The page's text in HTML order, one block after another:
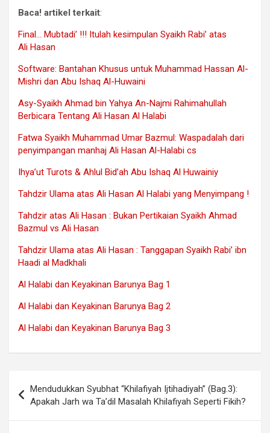
Baca! artikel terkait:
Final… Mubtadi’ !!! Itulah kesimpulan Syaikh Rabi’ atas
Ali Hasan
Software: Bantahan Khusus untuk Muhammad Hassan Al-
Mishri dan Abu Ishaq Al-Huwaini
Asy-Syaikh Ahmad bin Yahya An-Najmi Rahimahullah
Berbicara Tentang Ali Hasan Al Halabi
Fatwa Syaikh Muhammad Umar Bazmul: Waspadalah dari
penyimpangan manhaj Ali Hasan Al-Halabi cs
Ihya’ut Turots & Ahlul Bid’ah Abu Ishaq Al Huwainiy
Tahdzir Ulama atas Ali Hasan Al Halabi yang Menyimpang !
Tahdzir atas Ali Hasan : Bukan Pertikaian Syaikh Ahmad
Bazmul vs Ali Hasan
Tahdzir Ulama atas Ali Hasan : Tanggapan Syaikh Rabi’ ibn
Haadi al Madkhali
Al Halabi dan Keyakinan Barunya Bag 1
Al Halabi dan Keyakinan Barunya Bag 2
Al Halabi dan Keyakinan Barunya Bag 3
pos
Mendudukkan Syubhat “Khilafiyah Ijtihadiyah” (Bag.3):
Apakah Jarh wa Ta’dil Masalah Khilafiyah Seperti Fikih?